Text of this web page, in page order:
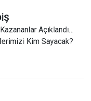
Açıklandı…
Kim Sayacak?